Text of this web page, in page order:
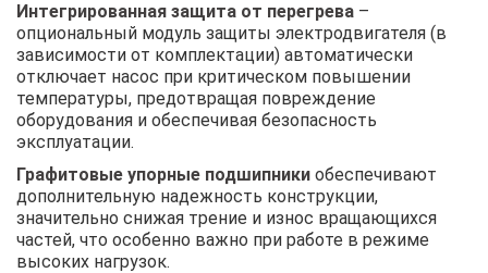
Интегрированная защита от перегрева –
опциональный модуль защиты электродвигателя (в
зависимости от комплектации) автоматически
отключает насос при критическом повышении
температуры, предотвращая повреждение
оборудования и обеспечивая безопасность
эксплуатации.
Графитовые упорные подшипники обеспечивают
дополнительную надежность конструкции,
значительно снижая трение и износ вращающихся
частей, что особенно важно при работе в режиме
высоких нагрузок.